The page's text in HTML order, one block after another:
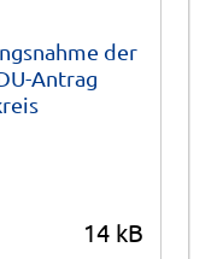
der
Antrag
14 kB